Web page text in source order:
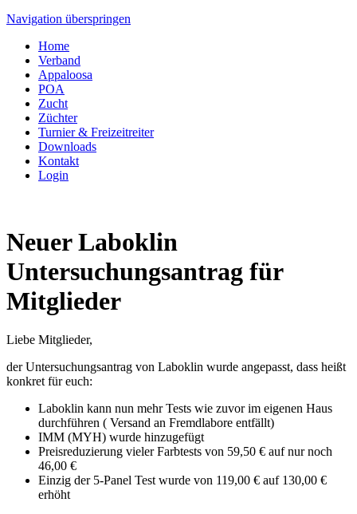
Navigation überspringen
Home
Verband
Appaloosa
POA
Zucht
Züchter
Turnier & Freizeitreiter
Downloads
Kontakt
Login
Neuer Laboklin
Untersuchungsantrag für
Mitglieder
Liebe Mitglieder,
der Untersuchungsantrag von Laboklin wurde angepasst, dass heißt
konkret für euch:
Laboklin kann nun mehr Tests wie zuvor im eigenen Haus
durchführen ( Versand an Fremdlabore entfällt)
IMM (MYH) wurde hinzugefügt
Preisreduzierung vieler Farbtests von 59,50 € auf nur noch
46,00 €
Einzig der 5-Panel Test wurde von 119,00 € auf 130,00 €
erhöht